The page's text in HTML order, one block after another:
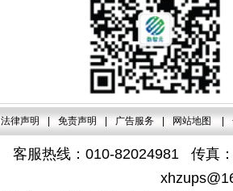
法律声明 免责声明 广告服务 网站地图
客服热线：010-82024981 传真